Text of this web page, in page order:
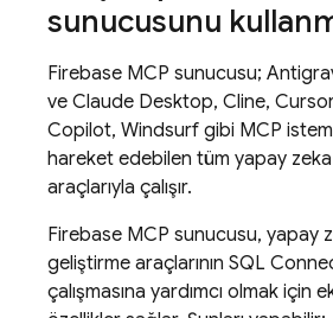
sunucusunu
Firebase MCP sunucusu;
ve Claude Desktop, Cline,
Copilot, Windsurf gibi MCP
hareket edebilen tüm yapay zeka
araçlarıyla çalışır.
Firebase MCP sunucusu, yapay
geliştirme araçlarının SQL
çalışmasına yardımcı olmak için